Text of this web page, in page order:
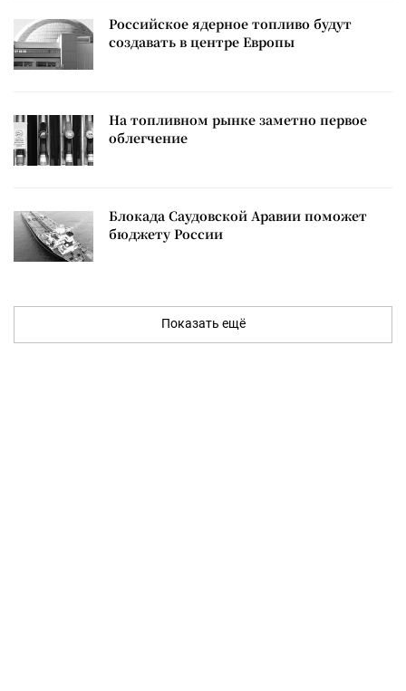
Российское ядерное топливо будут
создавать в центре Европы
На топливном рынке заметно первое
облегчение
Блокада Саудовской Аравии поможет
бюджету России
Показать ещё